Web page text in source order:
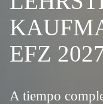
EFZ
A tiempo